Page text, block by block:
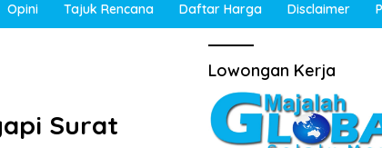
Opini Tajuk Rencana Daftar Harga Disclaimer
Surat
Lowongan Kerja